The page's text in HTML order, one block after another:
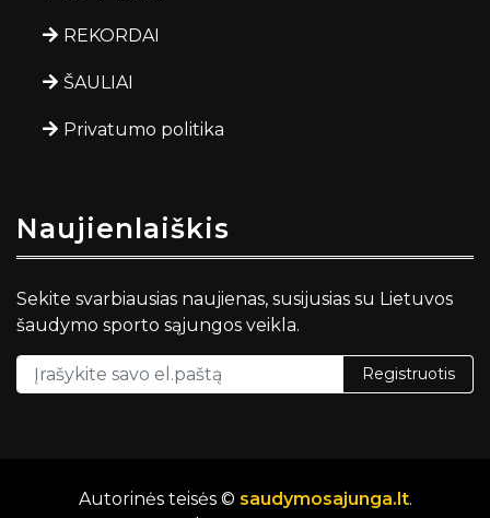
REKORDAI
ŠAULIAI
Privatumo politika
Naujienlaiškis
Sekite svarbiausias naujienas, susijusias su Lietuvos
šaudymo sporto sąjungos veikla.
Registruotis
Autorinės teisės © saudymosajunga.lt.